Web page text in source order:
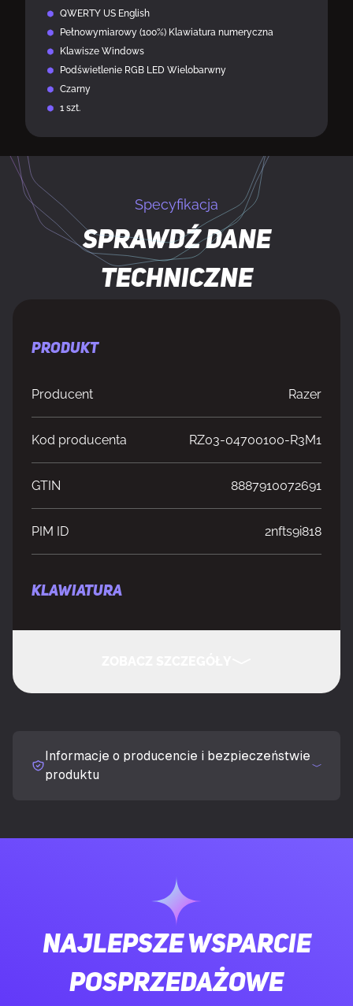
QWERTY US English
Pełnowymiarowy (100%) Klawiatura numeryczna
Klawisze Windows
Podświetlenie RGB LED Wielobarwny
Czarny
1 szt.
Specyfikacja
Sprawdź dane
techniczne
PRODUKT
Producent Razer
Kod producenta RZ03-04700100-R3M1
GTIN 8887910072691
PIM ID 2nfts9i818
KLAWIATURA
Interfejs urządzenia
Urządzenie wskazujące Nie
Informacje o producencie i bezpieczeństwie
produktu
Najlepsze wsparcie
posprzedażowe